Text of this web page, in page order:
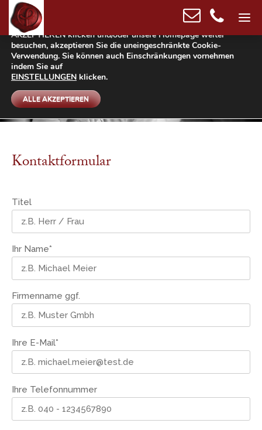
Kontaktformular
Titel
Ihr Name*
Firmenname ggf.
Ihre E-Mail*
Ihre Telefonnummer
Wir verwenden Cookies, um die bestmögliche Funktionalität
dieser Homepage gewährleisten zu können. In dem Sie auf ALLE
AKZEPTIEREN klicken und/oder unsere Homepage weiter
besuchen, akzeptieren Sie die uneingeschränkte Cookie-
Verwendung. Sie können auch Einschränkungen vornehmen
indem Sie auf
EINSTELLUNGEN klicken.
ALLE AKZEPTIEREN